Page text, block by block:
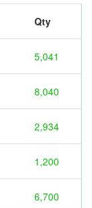
Qty
5,041
8,040
2,934
1,200
6,700